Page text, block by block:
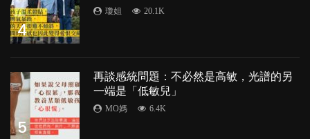
4
瓊姐 20.1K
5
再談感統問題：不必然是高敏，光譜的另
一端是「低敏兒」
MO媽 6.4K